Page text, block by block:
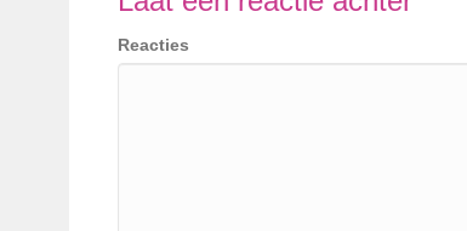
Reacties